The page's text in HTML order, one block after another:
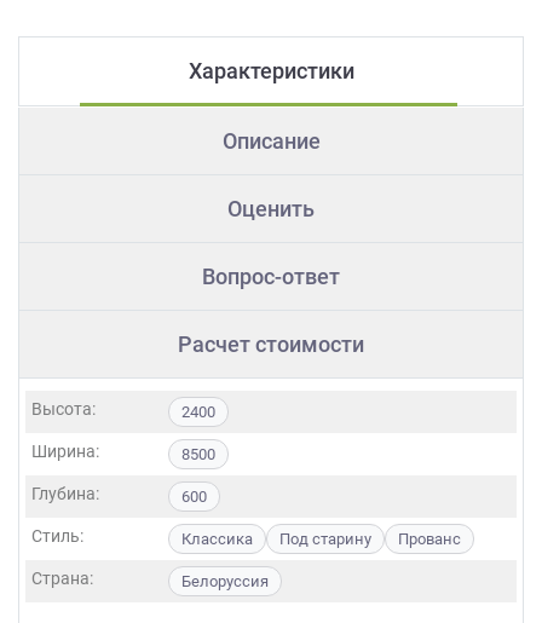
Характеристики
Описание
Оценить
Вопрос-ответ
Расчет стоимости
Высота: 2400
Ширина: 8500
Глубина: 600
Стиль: Классика Под старину Прованс
Страна: Белоруссия